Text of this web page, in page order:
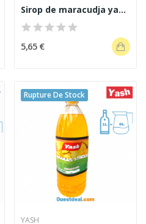
Sirop de maracudja yash 1 L
5,65 €
Rupture De Stock
YASH